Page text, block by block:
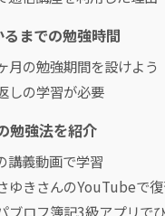
までの勉強時間
月の勉強期間を設けよう
しの学習が必要
勉強法を紹介
講義動画で学習
ゆきさんのYouTubeで
ブロフ簿記3級アプリで